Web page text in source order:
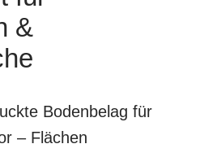
&
Bodenbelag für
– Flächen